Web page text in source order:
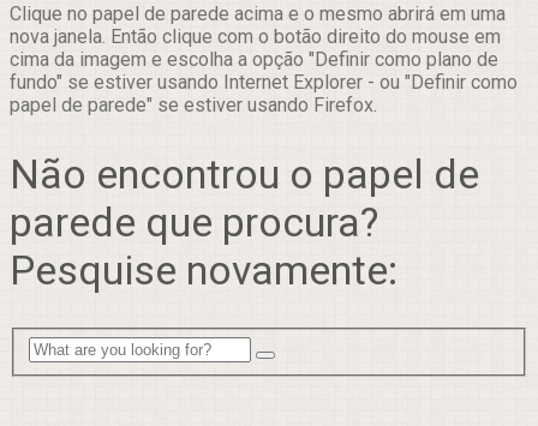
Clique no papel de parede acima e o mesmo abrirá em uma
nova janela. Então clique com o botão direito do mouse em
cima da imagem e escolha a opção "Definir como plano de
fundo" se estiver usando Internet Explorer - ou "Definir como
papel de parede" se estiver usando Firefox.
Não encontrou o papel de
parede que procura?
Pesquise novamente: